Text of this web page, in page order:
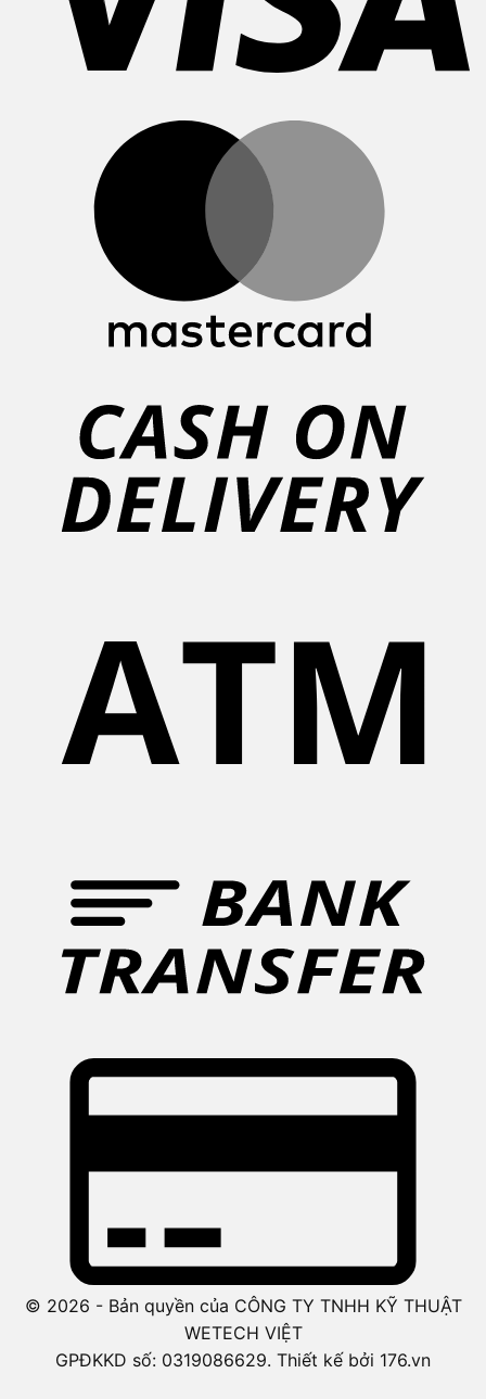
© 2026 - Bản quyền của CÔNG TY TNHH KỸ THUẬT
WETECH VIỆT
GPĐKKD số: 0319086629. Thiết kế bởi 176.vn